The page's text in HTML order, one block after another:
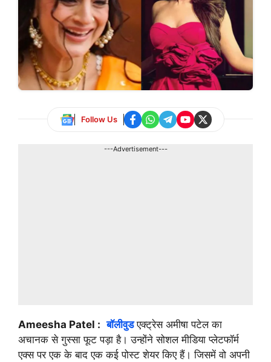
Follow Us
---Advertisement---
Ameesha Patel : बॉलीवुडएक्ट्रेस अमीषा पटेल का
अचानक से गुस्सा फूट पड़ा है। उन्होंने सोशल मीडिया प्लेटफॉर्म
एक्स पर एक के बाद एक कई पोस्ट शेयर किए हैं। जिसमें वो अपनी